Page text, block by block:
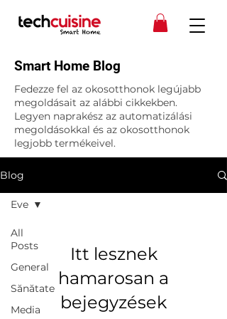
Smart Home Blog
Fedezze fel az okosotthonok legújabb
megoldásait az alábbi cikkekben.
Legyen naprakész az automatizálási
megoldásokkal és az okosotthonok
legjobb termékeivel.
Blog
All
Posts
General
Sănătate
Media
Eve
Itt lesznek
hamarosan a
bejegyzések